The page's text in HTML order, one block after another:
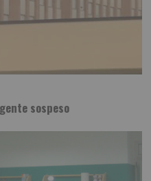
sospeso